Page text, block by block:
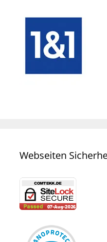
Webseiten